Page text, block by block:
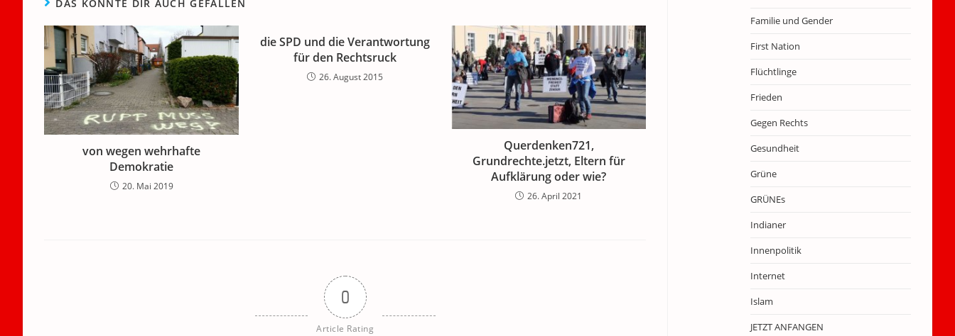
DAS KÖNNTE DIR AUCH GEFALLEN
von wegen wehrhafte
Demokratie
20. Mai 2019
die SPD und die Verantwortung
für den Rechtsruck
26. August 2015
Querdenken721,
Grundrechte.jetzt, Eltern für
Aufklärung oder wie?
26. April 2021
0
Article Rating
Familie und Gender
First Nation
Flüchtlinge
Frieden
Gegen Rechts
Gesundheit
Grüne
GRÜNEs
Indianer
Innenpolitik
Internet
Islam
JETZT ANFANGEN